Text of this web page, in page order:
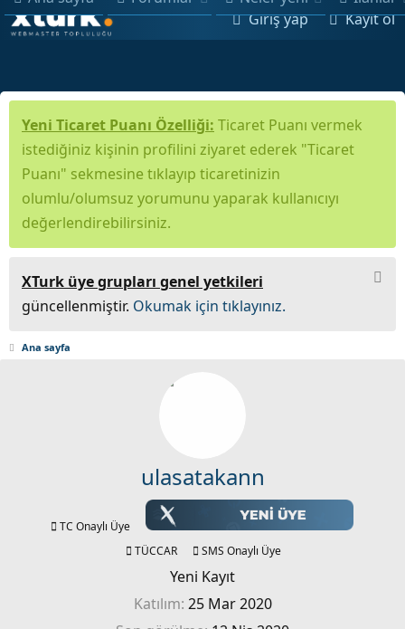
Giriş yap Kayıt ol
Yeni Ticaret Puanı Özelliği: Ticaret Puanı vermek
istediğiniz kişinin profilini ziyaret ederek "Ticaret
Puanı" sekmesine tıklayıp ticaretinizin
olumlu/olumsuz yorumunu yaparak kullanıcıyı
değerlendirebilirsiniz.
XTurk üye grupları genel yetkileri
güncellenmiştir. Okumak için tıklayınız.
Ana sayfa
ulasatakann
TC Onaylı Üye
TÜCCAR
SMS Onaylı Üye
Yeni Kayıt
Katılım 25 Mar 2020